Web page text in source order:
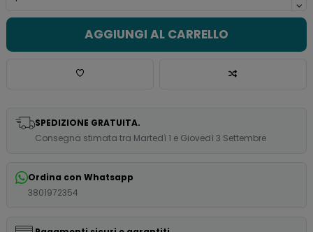
AGGIUNGI AL CARRELLO
SPEDIZIONE GRATUITA.
Consegna stimata tra Martedì 1 e Giovedì 3 Settembre
Ordina con Whatsapp
3801972354